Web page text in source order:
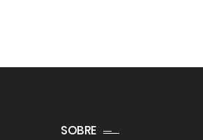
SOBRE